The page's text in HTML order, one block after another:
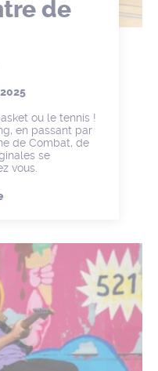
de
ou le tennis !
en passant par
de Combat, de
se
vous.